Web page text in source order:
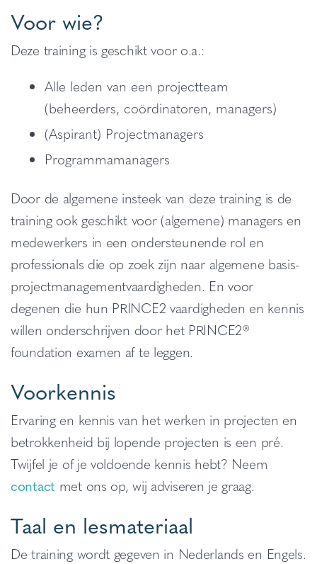
Voor wie?
Deze training is geschikt voor o.a.:
Alle leden van een projectteam
(beheerders, coördinatoren, managers)
(Aspirant) Projectmanagers
Programmamanagers
Door de algemene insteek van deze training is de
training ook geschikt voor (algemene) managers en
medewerkers in een ondersteunende rol en
professionals die op zoek zijn naar algemene basis-
projectmanagementvaardigheden. En voor
degenen die hun PRINCE2 vaardigheden en kennis
willen onderschrijven door het PRINCE2®
foundation examen af te leggen.
Voorkennis
Ervaring en kennis van het werken in projecten en
betrokkenheid bij lopende projecten is een pré.
Twijfel je of je voldoende kennis hebt? Neem
contact met ons op, wij adviseren je graag.
Taal en lesmateriaal
De training wordt gegeven in Nederlands en Engels.